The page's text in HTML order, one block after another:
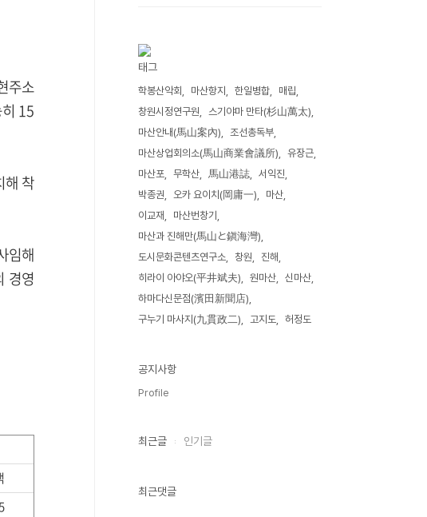
주소
15
해 착
임해
경영
태그
학봉산악회 마산항지 한일병합
매립
창원시정연구원
스기야마 만타(杉山萬太)
마산안내(馬山案內)
조선총독부
마산상업회의소(馬山商業會議所)
유장근
마산포
무학산 馬山港誌
서익진
박종권
오카 요이치(岡庸一)
마산
이교재
마산번창기
마산과 진해만(馬山と鎭海灣)
도시문화콘텐츠연구소
창원
진해
히라이 아야오(平井斌夫)
원마산
신마산
하마다신문점(濱田新聞店)
구누기 마사지(九貫政二)
고지도 허정도
공지사항
Profile
최근글 인기글
최근댓글